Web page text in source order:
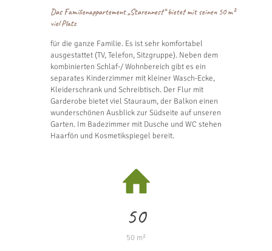
Das Familienappartement „Starennest“ bietet mit seinen 50 m²
viel Platz
für die ganze Familie. Es ist sehr komfortabel
ausgestattet (TV, Telefon, Sitzgruppe). Neben dem
kombinierten Schlaf-/ Wohnbereich gibt es ein
separates Kinderzimmer mit kleiner Wasch-Ecke,
Kleiderschrank und Schreibtisch. Der Flur mit
Garderobe bietet viel Stauraum, der Balkon einen
wunderschönen Ausblick zur Südseite auf unseren
Garten. Im Badezimmer mit Dusche und WC stehen
Haarfön und Kosmetikspiegel bereit.
50
50 m²